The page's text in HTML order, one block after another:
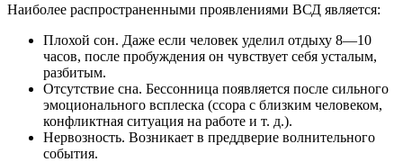
Наиболее распространенными проявлениями ВСД является:
Плохой сон. Даже если человек уделил отдыху 8―10
часов, после пробуждения он чувствует себя усталым,
разбитым.
Отсутствие сна. Бессонница появляется после сильного
эмоционального всплеска (ссора с близким человеком,
конфликтная ситуация на работе и т. д.).
Нервозность. Возникает в преддверие волнительного
события.